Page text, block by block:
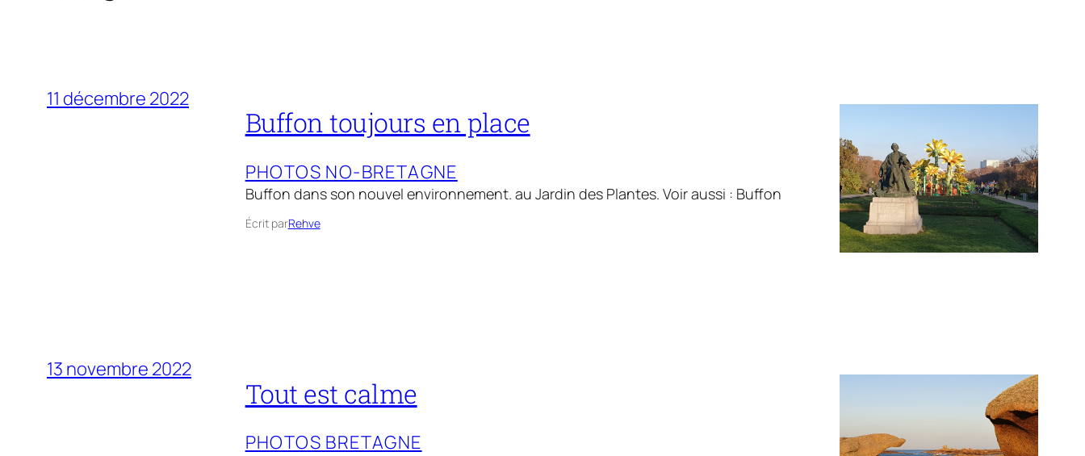
11 décembre 2022
Buffon toujours en place
PHOTOS NO-BRETAGNE
Buffon dans son nouvel environnement. au Jardin des Plantes. Voir aussi : Buffon
Écrit parRehve
13 novembre 2022
Tout est calme
PHOTOS BRETAGNE